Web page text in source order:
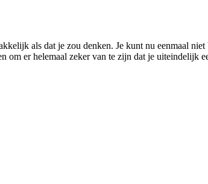
als dat je zou denken. Je kunt nu eenmaal
om er helemaal zeker van te zijn dat je